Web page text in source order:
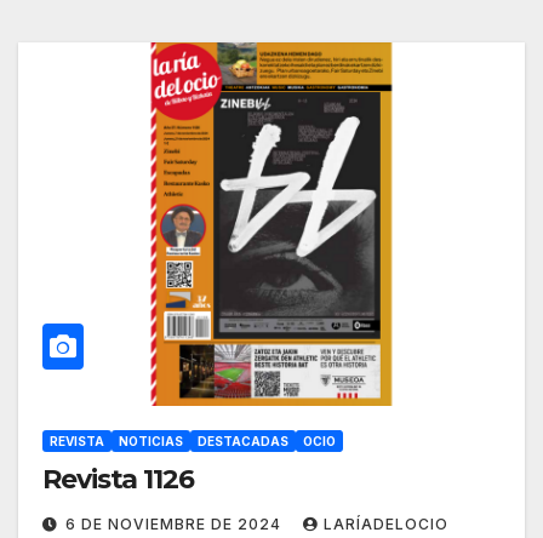
REVISTA NOTICIAS DESTACADAS OCIO
Revista 1126
6 DE NOVIEMBRE DE 2024 LARÍADELOCIO